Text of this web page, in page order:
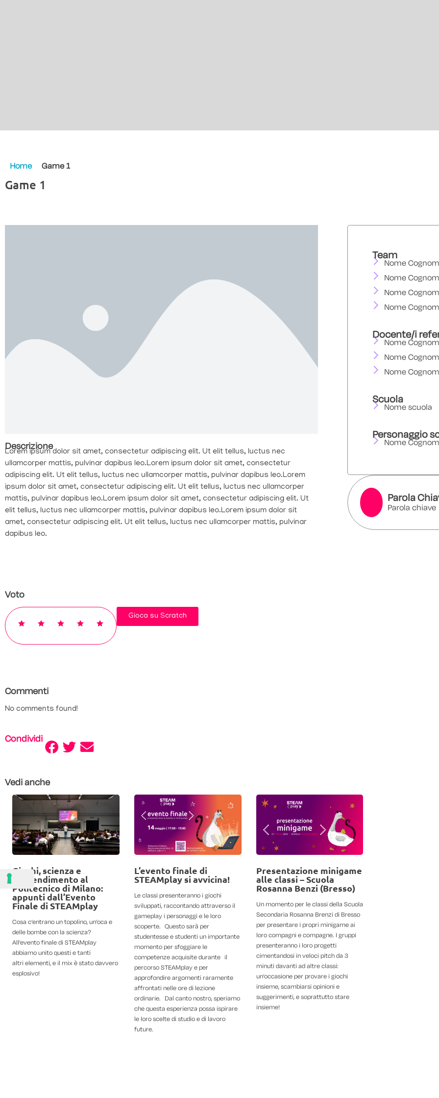
Home Game 1
Game 1
Descrizione
Lorem ipsum dolor sit amet, consectetur adipiscing elit. Ut elit tellus, luctus nec
ullamcorper mattis, pulvinar dapibus leo.Lorem ipsum dolor sit amet, consectetur
adipiscing elit. Ut elit tellus, luctus nec ullamcorper mattis, pulvinar dapibus leo.Lorem
ipsum dolor sit amet, consectetur adipiscing elit. Ut elit tellus, luctus nec ullamcorper
mattis, pulvinar dapibus leo.Lorem ipsum dolor sit amet, consectetur adipiscing elit. Ut
elit tellus, luctus nec ullamcorper mattis, pulvinar dapibus leo.Lorem ipsum dolor sit
amet, consectetur adipiscing elit. Ut elit tellus, luctus nec ullamcorper mattis, pulvinar
dapibus leo.
Team
Nome
Nome
Nome
Nome
Docente/i
Nome
Nome
Nome
Scuola
Nome scuola
Personaggio
Nome
Parola
Parola chiave
Voto
Gioca su Scratch
Commenti
No comments found!
Condividi
Vedi anche
Giochi, scienza e
apprendimento al
Politecnico di Milano:
appunti dall’Evento
Finale di STEAMplay
Cosa c’entrano un topolino, un’oca e
delle bombe con la scienza?
All’evento finale di STEAMplay
abbiamo unito questi e tanti
altri elementi, e il mix è stato davvero
esplosivo!
L’evento finale di
STEAMplay si avvicina!
Le classi presenteranno i giochi
sviluppati, raccontando attraverso il
gameplay i personaggi e le loro
scoperte. Questo sarà per
studentesse e studenti un importante
momento per sfoggiare le
competenze acquisite durante il
percorso STEAMplay e per
approfondire argomenti raramente
affrontati nelle ore di lezione
ordinarie. Dal canto nostro, speriamo
che questa esperienza possa ispirare
le loro scelte di studio e di lavoro
future.
Presentazione minigame
alle classi – Scuola
Rosanna Benzi (Bresso)
Un momento per le classi della Scuola
Secondaria Rosanna Brenzi di Bresso
per presentare i propri minigame ai
loro compagni e compagne. I gruppi
presenteranno i loro progetti
cimentandosi in veloci pitch da 3
minuti davanti ad altre classi:
un’occasione per provare i giochi
insieme, scambiarsi opinioni e
suggerimenti, e soprattutto stare
insieme!